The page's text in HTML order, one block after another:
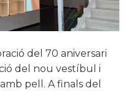
del 70 aniversari
del nou vestíbul i
pell. A finals del